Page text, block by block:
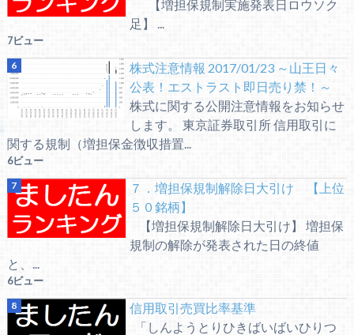
【増担保規制実施発表日ロウソク
足】 ...
7ビュー
株式注意情報 2017/01/23 ～山王日々
公表！エストラスト即日売り禁！～
株式に関する公開注意情報をお知らせ
します。 東京証券取引所 信用取引に
関する規制（増担保金徴収措置...
6ビュー
７．増担保規制解除日大引け 【上位
５０銘柄】
【増担保規制解除日大引け】 増担保
規制の解除が発表された日の終値
と、...
6ビュー
信用取引売買比率基準
「しんようとりひきばいばいひりつ